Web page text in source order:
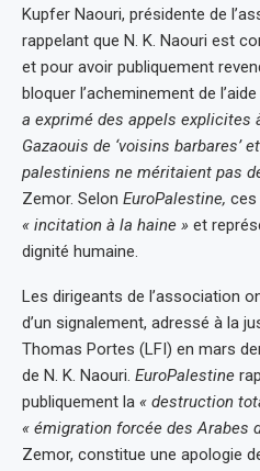
Kupfer Naouri, présidente de
rappelant que N. K. Naouri est
et pour avoir publiquement
bloquer l’acheminement de
a exprimé des appels explicites
Gazaouis de ‘voisins barbares’
palestiniens ne méritaient pas
Zemor. Selon EuroPalestine, ces
« incitation à la haine » et
dignité humaine.
Les dirigeants de l’association
d’un signalement, adressé à la
Thomas Portes (LFI) en mars
de N. K. Naouri. EuroPalestine
publiquement la « destruction
« émigration forcée des Arabes
Zemor, constitue une apologie